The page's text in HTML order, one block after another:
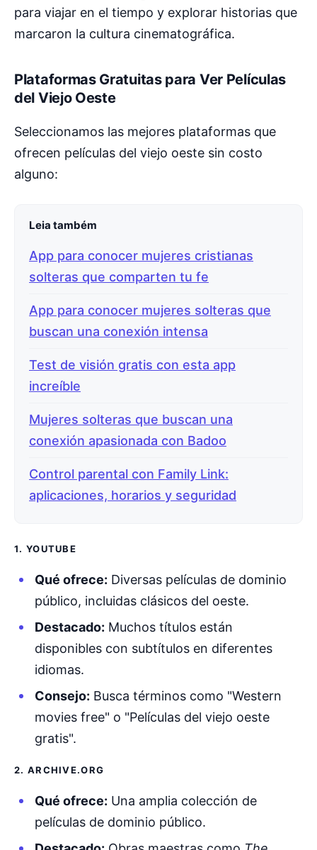
para viajar en el tiempo y explorar historias que
marcaron la cultura cinematográfica.
Plataformas Gratuitas para Ver Películas
del Viejo Oeste
Seleccionamos las mejores plataformas que
ofrecen películas del viejo oeste sin costo
alguno:
Leia também
App para conocer mujeres cristianas
solteras que comparten tu fe
App para conocer mujeres solteras que
buscan una conexión intensa
Test de visión gratis con esta app
increíble
Mujeres solteras que buscan una
conexión apasionada con Badoo
Control parental con Family Link:
aplicaciones, horarios y seguridad
1. YOUTUBE
Qué ofrece: Diversas películas de dominio
público, incluidas clásicos del oeste.
Destacado: Muchos títulos están
disponibles con subtítulos en diferentes
idiomas.
Consejo: Busca términos como "Western
movies free" o "Películas del viejo oeste
gratis".
2. ARCHIVE.ORG
Qué ofrece: Una amplia colección de
películas de dominio público.